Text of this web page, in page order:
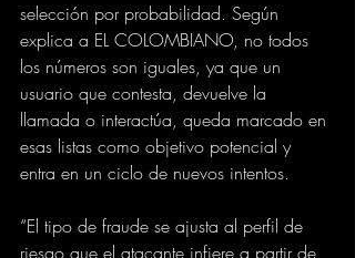
selección por probabilidad. Según
explica a EL COLOMBIANO, no todos
los números son iguales, ya que un
usuario que contesta, devuelve la
llamada o interactúa, queda marcado en
esas listas como objetivo potencial y
entra en un ciclo de nuevos intentos.
“El tipo de fraude se ajusta al perfil de
riesgo que el atacante infiere a partir de